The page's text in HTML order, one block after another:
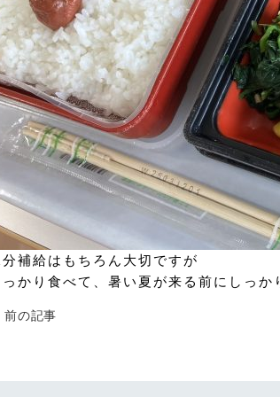
分補給はもちろん大切ですが
かり食べて、暑い夏が来る前にしっか
前の記事